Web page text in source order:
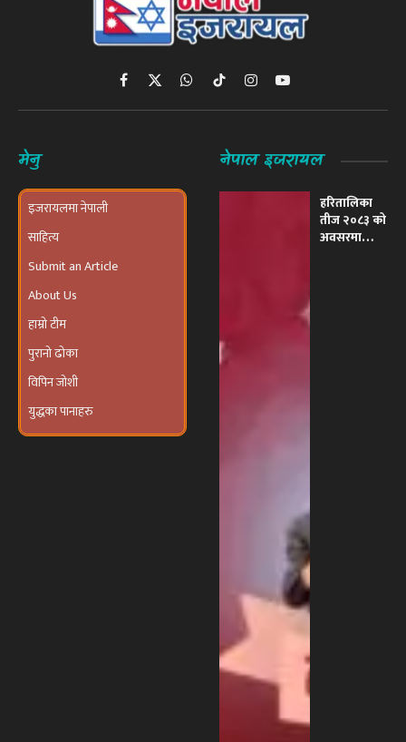
Facebook
X
(Twitter)
WhatsAppTikTokInstagramYouTube
मेनु
इजरायलमा नेपाली
साहित्य
Submit an Article
About Us
हाम्रो टीम
पुरानो ढोका
विपिन जोशी
युद्धका पानाहरु
नेपाल इजरायल
हरितालिका
तीज २०८३ को
अवसरमा